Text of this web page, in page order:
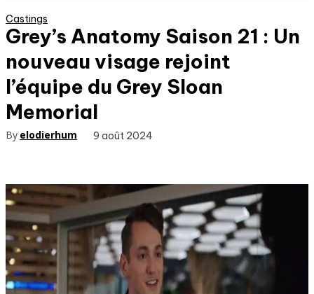
Castings
Grey’s Anatomy Saison 21 : Un
nouveau visage rejoint
l’équipe du Grey Sloan
Memorial
By elodierhum 9 août 2024